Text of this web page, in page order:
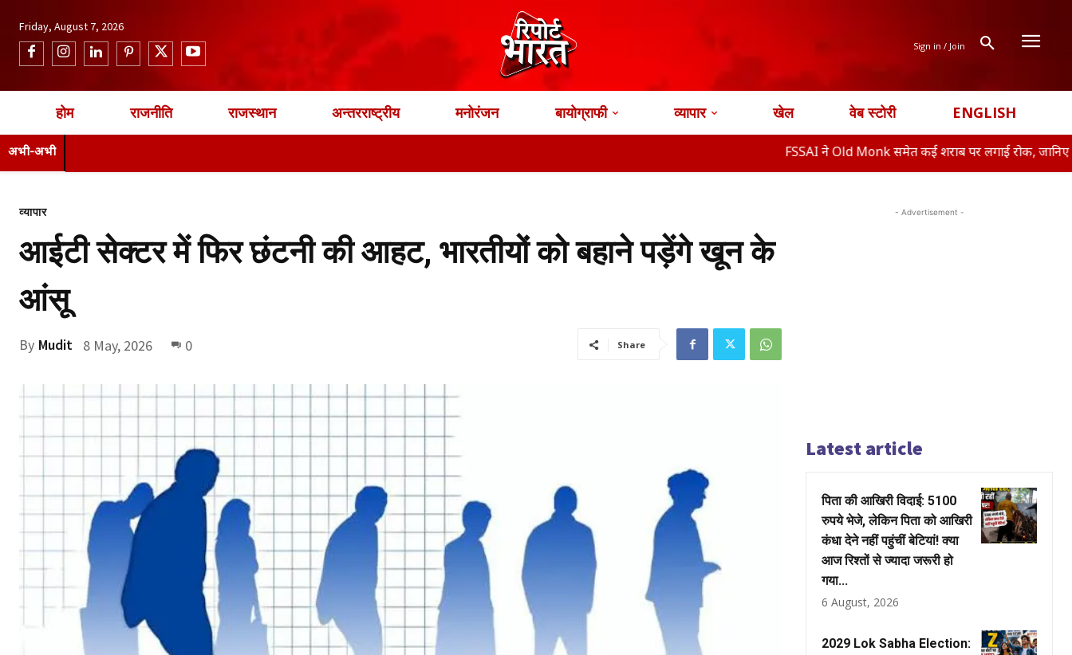
Friday, August 7, 2026
Sign in / Join
होम राजनीति राजस्थान अन्तरराष्ट्रीय मनोरंजन बायोग्राफी व्यापार खेल वेब स्टोरी ENGLISH
अभी-अभी FSSAI ने Old Monk समेत कई शराब पर लगाई रोक, जानिए क्या ह�
व्यापार
आईटी सेक्टर में फिर छंटनी की आहट, भारतीयों को बहाने पड़ेंगे खून के
आंसू
By Mudit 8 May, 2026 0 Share
- Advertisement -
Latest article
पिता की आखिरी विदाई: 5100
रुपये भेजे, लेकिन पिता को आखिरी
कंधा देने नहीं पहुंचीं बेटियां! क्या
आज रिश्तों से ज्यादा जरूरी हो
गया...
6 August, 2026
2029 Lok Sabha Election: